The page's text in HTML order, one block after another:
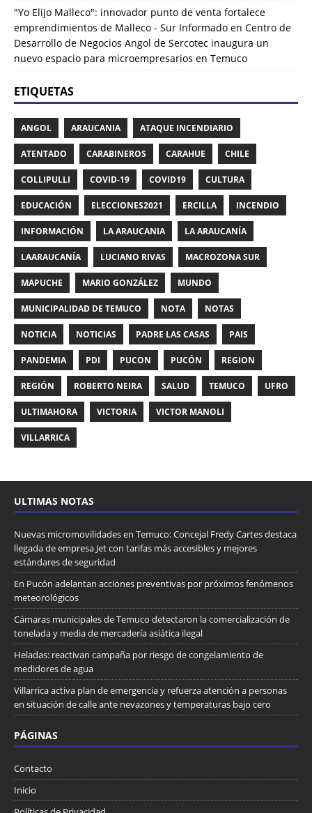
"Yo Elijo Malleco": innovador punto de venta fortalece
emprendimientos de Malleco - Sur Informado en Centro de
Desarrollo de Negocios Angol de Sercotec inaugura un
nuevo espacio para microempresarios en Temuco
ETIQUETAS
ANGOL ARAUCANIA ATAQUE INCENDIARIO
ATENTADO CARABINEROS CARAHUE CHILE
COLLIPULLI COVID-19 COVID19 CULTURA
EDUCACIÓN ELECCIONES2021 ERCILLA INCENDIO
INFORMACIÓN LA ARAUCANIA LA ARAUCANÍA
LAARAUCANÍA LUCIANO RIVAS MACROZONA SUR
MAPUCHE MARIO GONZÁLEZ MUNDO
MUNICIPALIDAD DE TEMUCO NOTA NOTAS
NOTICIA NOTICIAS PADRE LAS CASAS PAIS
PANDEMIA PDI PUCON PUCÓN REGION
REGIÓN ROBERTO NEIRA SALUD TEMUCO UFRO
ULTIMAHORA VICTORIA VICTOR MANOLI
VILLARRICA
ULTIMAS NOTAS
Nuevas micromovilidades en Temuco: Concejal Fredy Cartes destaca
llegada de empresa Jet con tarifas más accesibles y mejores
estándares de seguridad
En Pucón adelantan acciones preventivas por próximos fenómenos
meteorológicos
Cámaras municipales de Temuco detectaron la comercialización de
tonelada y media de mercadería asiática ilegal
Heladas: reactivan campaña por riesgo de congelamiento de
medidores de agua
Villarrica activa plan de emergencia y refuerza atención a personas
en situación de calle ante nevazones y temperaturas bajo cero
PÁGINAS
Contacto
Inicio